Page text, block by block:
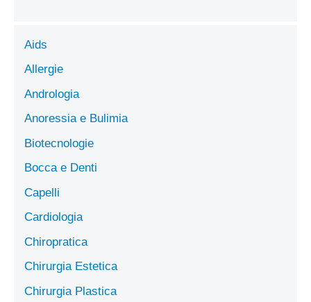
Aids
Allergie
Andrologia
Anoressia e Bulimia
Biotecnologie
Bocca e Denti
Capelli
Cardiologia
Chiropratica
Chirurgia Estetica
Chirurgia Plastica